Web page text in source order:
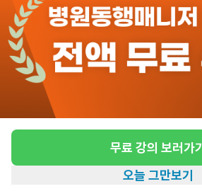
무료 강의 보러가기
오늘 그만보기